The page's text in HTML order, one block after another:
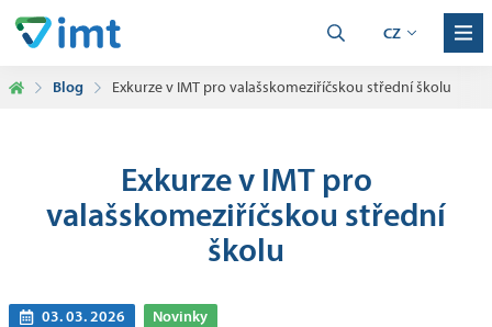
CZ
Blog Exkurze v IMT pro valašskomeziříčskou střední školu
Exkurze v IMT pro
valašskomeziříčskou střední
školu
03. 03. 2026 Novinky